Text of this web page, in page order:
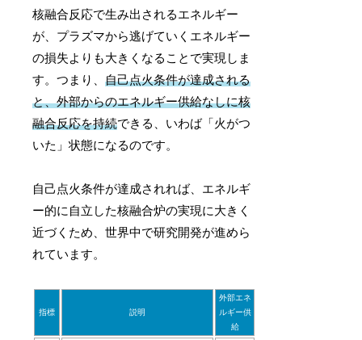
核融合反応で生み出されるエネルギー
が、プラズマから逃げていくエネルギー
の損失よりも大きくなることで実現しま
す。つまり、自己点火条件が達成される
と、外部からのエネルギー供給なしに核
融合反応を持続できる、いわば「火がつ
いた」状態になるのです。
自己点火条件が達成されれば、エネルギ
ー的に自立した核融合炉の実現に大きく
近づくため、世界中で研究開発が進めら
れています。
指標 説明
外部エネ
ルギー供
給